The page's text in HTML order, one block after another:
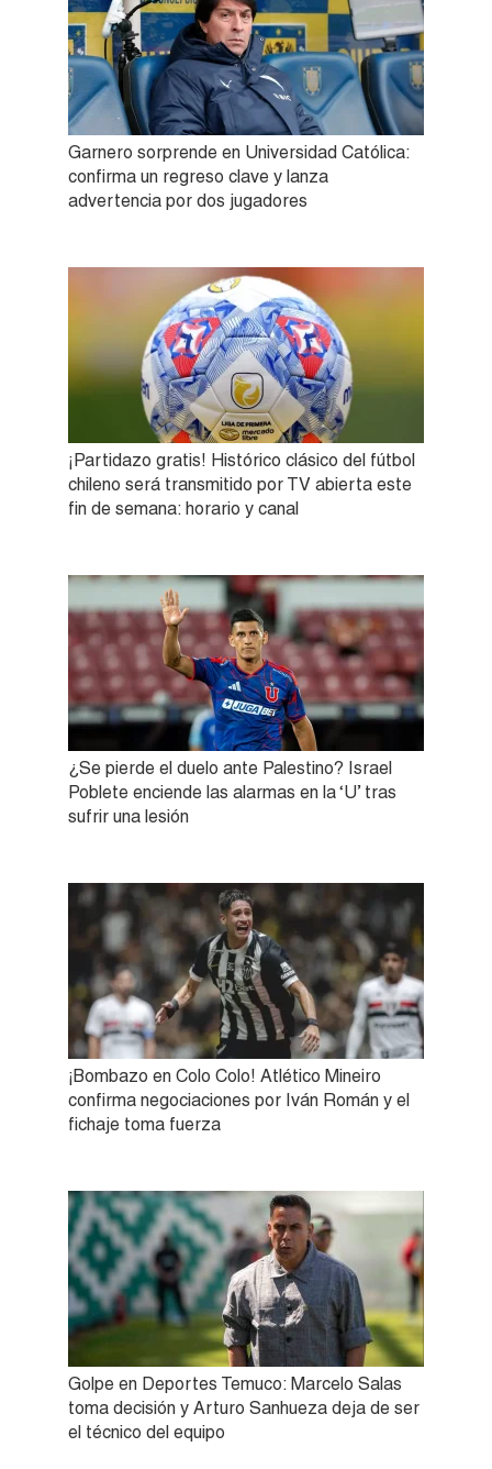
Garnero sorprende en Universidad Católica:
confirma un regreso clave y lanza
advertencia por dos jugadores
¡Partidazo gratis! Histórico clásico del fútbol
chileno será transmitido por TV abierta este
fin de semana: horario y canal
¿Se pierde el duelo ante Palestino? Israel
Poblete enciende las alarmas en la ‘U’ tras
sufrir una lesión
¡Bombazo en Colo Colo! Atlético Mineiro
confirma negociaciones por Iván Román y el
fichaje toma fuerza
Golpe en Deportes Temuco: Marcelo Salas
toma decisión y Arturo Sanhueza deja de ser
el técnico del equipo